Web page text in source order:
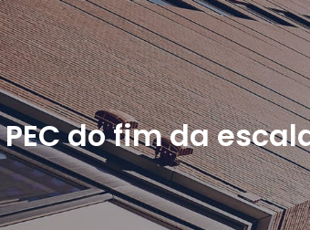
PEC do fim da